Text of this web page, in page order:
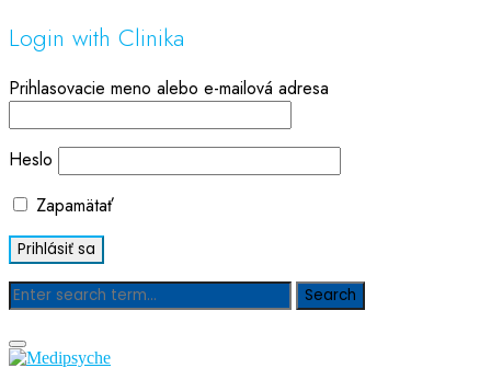
Login with Clinika
Prihlasovacie meno alebo e-mailová adresa
Heslo
Zapamätať
Blog